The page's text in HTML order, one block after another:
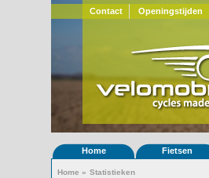
Contact Openingstijden
Home Fietsen
Home » Statistieken